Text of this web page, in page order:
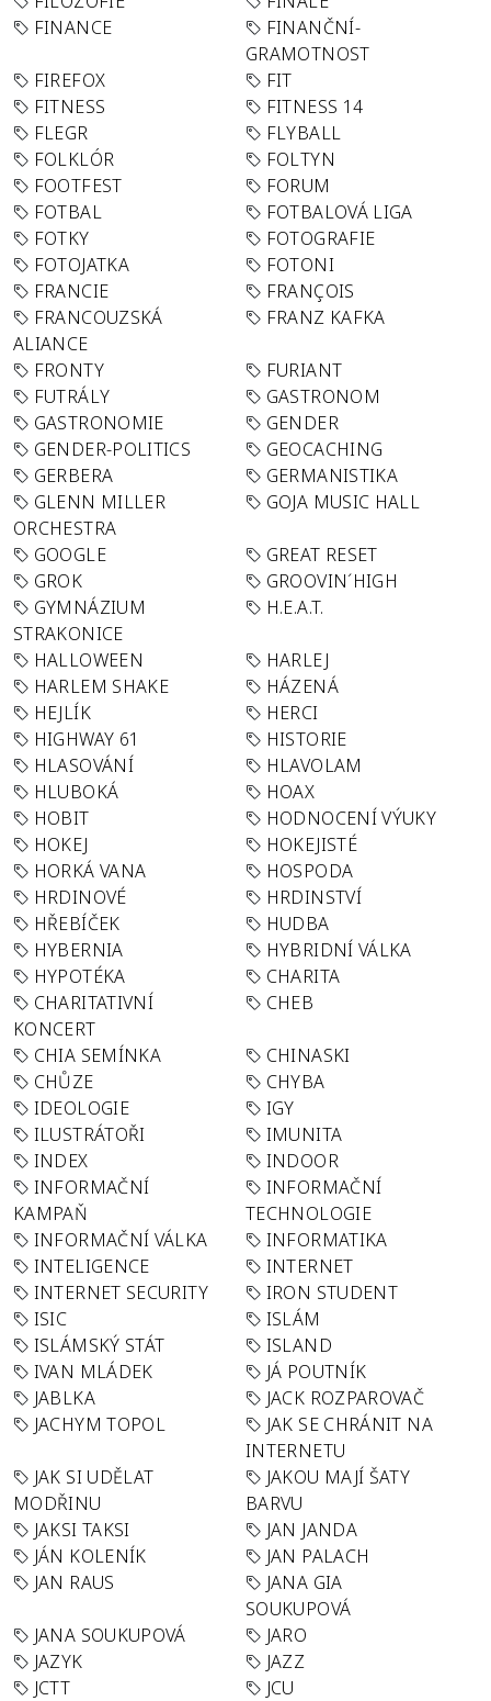
FINANCE
FINANČNÍ-
GRAMOTNOST
FIREFOX
FIT
FITNESS
FITNESS 14
FLEGR
FLYBALL
FOLKLÓR
FOLTYN
FOOTFEST
FORUM
FOTBAL
FOTBALOVÁ LIGA
FOTKY
FOTOGRAFIE
FOTOJATKA
FOTONI
FRANCIE
FRANÇOIS
FRANCOUZSKÁ
ALIANCE
FRANZ KAFKA
FRONTY
FURIANT
FUTRÁLY
GASTRONOM
GASTRONOMIE
GENDER
GENDER-POLITICS
GEOCACHING
GERBERA
GERMANISTIKA
GLENN MILLER
ORCHESTRA
GOJA MUSIC HALL
GOOGLE
GREAT RESET
GROK
GROOVIN´HIGH
GYMNÁZIUM
STRAKONICE
H.E.A.T.
HALLOWEEN
HARLEJ
HARLEM SHAKE
HÁZENÁ
HEJLÍK
HERCI
HIGHWAY 61
HISTORIE
HLASOVÁNÍ
HLAVOLAM
HLUBOKÁ
HOAX
HOBIT
HODNOCENÍ VÝUKY
HOKEJ
HOKEJISTÉ
HORKÁ VANA
HOSPODA
HRDINOVÉ
HRDINSTVÍ
HŘEBÍČEK
HUDBA
HYBERNIA
HYBRIDNÍ VÁLKA
HYPOTÉKA
CHARITA
CHARITATIVNÍ
KONCERT
CHEB
CHIA SEMÍNKA
CHINASKI
CHŮZE
CHYBA
IDEOLOGIE
IGY
ILUSTRÁTOŘI
IMUNITA
INDEX
INDOOR
INFORMAČNÍ
KAMPAŇ
INFORMAČNÍ
TECHNOLOGIE
INFORMAČNÍ VÁLKA
INFORMATIKA
INTELIGENCE
INTERNET
INTERNET SECURITY
IRON STUDENT
ISIC
ISLÁM
ISLÁMSKÝ STÁT
ISLAND
IVAN MLÁDEK
JÁ POUTNÍK
JABLKA
JACK ROZPAROVAČ
JACHYM TOPOL
JAK SE CHRÁNIT NA
INTERNETU
JAK SI UDĚLAT
MODŘINU
JAKOU MAJÍ ŠATY
BARVU
JAKSI TAKSI
JAN JANDA
JÁN KOLENÍK
JAN PALACH
JAN RAUS
JANA GIA
SOUKUPOVÁ
JANA SOUKUPOVÁ
JARO
JAZYK
JAZZ
JCTT
JCU